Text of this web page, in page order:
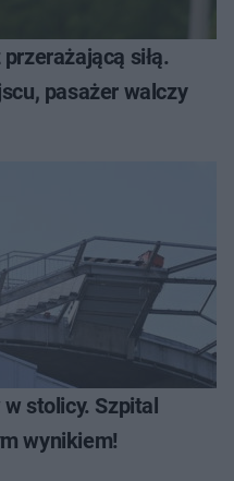
siłą.
pasażer walczy
stolicy. Szpital
wynikiem!